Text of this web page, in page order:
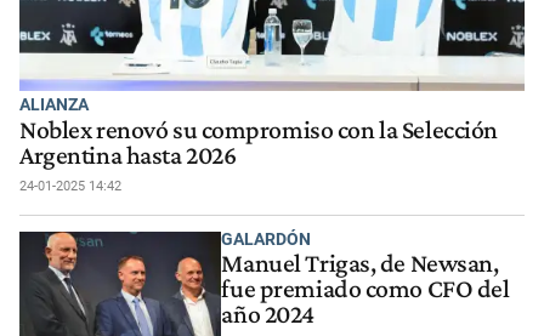
ALIANZA
Noblex renovó su compromiso con la Selección
Argentina hasta 2026
24-01-2025 14:42
GALARDÓN
Manuel Trigas, de Newsan,
fue premiado como CFO del
año 2024